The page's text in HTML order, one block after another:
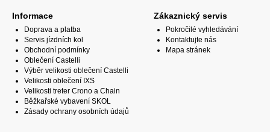
Informace
Doprava a platba
Servis jízdních kol
Obchodní podmínky
Oblečení Castelli
Výběr velikosti oblečení Castelli
Velikosti oblečení IXS
Velikosti treter Crono a Chain
Běžkařské vybavení SKOL
Zásady ochrany osobních údajů
Zákaznický servis
Pokročilé vyhledávání
Kontaktujte nás
Mapa stránek